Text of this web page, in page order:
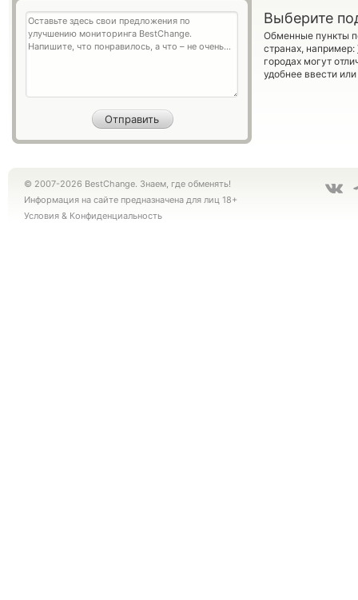
Выберите
Обменные пункты
странах, например:
городах могут
удобнее ввести
© 2007-2026 BestChange. Знаем, где обменять!
Информация на сайте предназначена для лиц 18+
Условия & Конфиденциальность